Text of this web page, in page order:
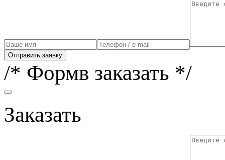
Отправить заявку
/* Формв заказать */
Заказать